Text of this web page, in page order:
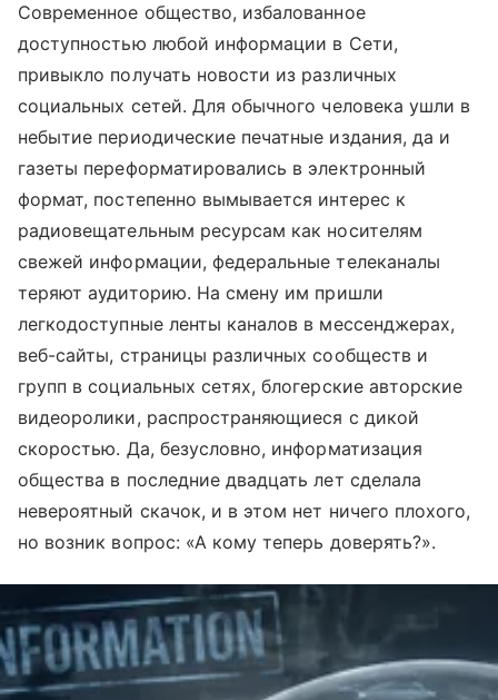
Современное общество, избалованное
доступностью любой информации в Сети,
привыкло получать новости из различных
социальных сетей. Для обычного человека ушли в
небытие периодические печатные издания, да и
газеты переформатировались в электронный
формат, постепенно вымывается интерес к
радиовещательным ресурсам как носителям
свежей информации, федеральные телеканалы
теряют аудиторию. На смену им пришли
легкодоступные ленты каналов в мессенджерах,
веб-сайты, страницы различных сообществ и
групп в социальных сетях, блогерские авторские
видеоролики, распространяющиеся с дикой
скоростью. Да, безусловно, информатизация
общества в последние двадцать лет сделала
невероятный скачок, и в этом нет ничего плохого,
но возник вопрос: «А кому теперь доверять?».